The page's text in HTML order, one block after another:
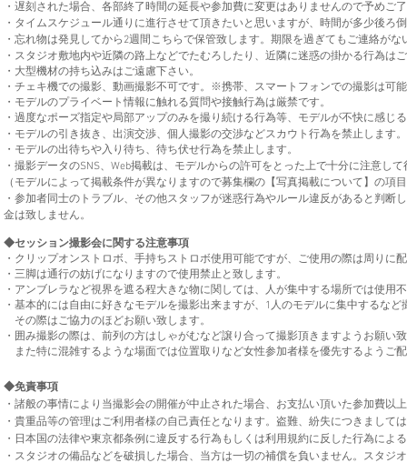
・遅刻された場合、各部終了時間の延長や参加費に変更はありませんので予めご
・タイムスケジュール通りに進行させて頂きたいと思いますが、時間が多少後
・忘れ物は発見してから2週間こちらで保管致します。期限を過ぎてもご連絡が
・スタジオ敷地内や近隣の路上などでたむろしたり、近隣に迷惑の掛かる行為は
・大型機材の持ち込みはご遠慮下さい。
・チェキ機での撮影、動画撮影不可です。※携帯、スマートフォンでの撮影は可
・モデルのプライベート情報に触れる質問や接触行為は厳禁です。
・過度なポーズ指定や局部アップのみを撮り続ける行為等、モデルが不快に感じ
・モデルの引き抜き、出演交渉、個人撮影の交渉などスカウト行為を禁止します。
・モデルの出待ちや入り待ち、待ち伏せ行為を禁止します。
・撮影データのSNS、Web掲載は、モデルからの許可をとった上で十分に注意し
（モデルによって掲載条件が異なりますので募集欄の【写真掲載について】の項
・参加者同士のトラブル、その他スタッフが迷惑行為やルール違反があると判
金は致しません。
◆セッション撮影会に関する注意事項
・クリップオンストロボ、手持ちストロボ使用可能ですが、ご使用の際は周り
・三脚は通行の妨げになりますので使用禁止と致します。
・アンブレラなど視界を遮る程大きな物に関しては、人が集中する場所では使用
・基本的には自由に好きなモデルを撮影出来ますが、1人のモデルに集中するな
その際はご協力のほどお願い致します。
・囲み撮影の際は、前列の方はしゃがむなど譲り合って撮影頂きますようお願い
また特に混雑するような場面では位置取りなど女性参加者様を優先するようご
◆免責事項
・諸般の事情により当撮影会の開催が中止された場合、お支払い頂いた参加費以
・貴重品等の管理はご利用者様の自己責任となります。盗難、紛失につきまして
・日本国の法律や東京都条例に違反する行為もしくは利用規約に反した行為に
・スタジオの備品などを破損した場合、当方は一切の補償を負いません。スタジ